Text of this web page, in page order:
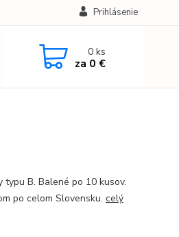
Prihlásenie
0ks
za 0 €
B. Balené po 10 kusov.
po celom Slovensku. celý